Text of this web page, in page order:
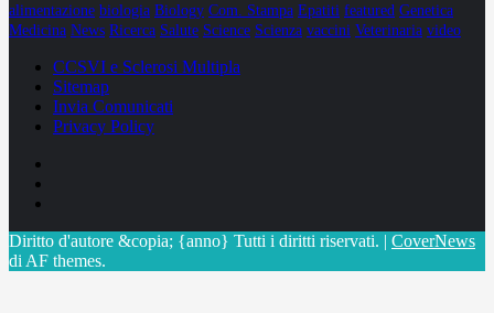
alimentazione biologia Biology Com. Stampa Epatiti featured Genetica
Medicina News Ricerca Salute Science Scienza vaccini Veterinaria video
CCSVI e Sclerosi Multipla
Sitemap
Invia Comunicati
Privacy Policy
Diritto d'autore &copia; {anno} Tutti i diritti riservati. | CoverNews
di AF themes.